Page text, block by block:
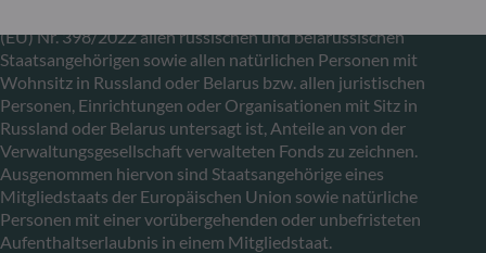
(EU) Nr. 398/2022 allen russischen und belarussischen
Staatsangehörigen sowie allen natürlichen Personen mit
Wohnsitz in Russland oder Belarus bzw. allen juristischen
Personen, Einrichtungen oder Organisationen mit Sitz in
Russland oder Belarus untersagt ist, Anteile an von der
Verwaltungsgesellschaft verwalteten Fonds zu zeichnen.
Ausgenommen hiervon sind Staatsangehörige eines
Mitgliedstaats der Europäischen Union sowie natürliche
Personen mit einer vorübergehenden oder unbefristeten
Aufenthaltserlaubnis in einem Mitgliedstaat.